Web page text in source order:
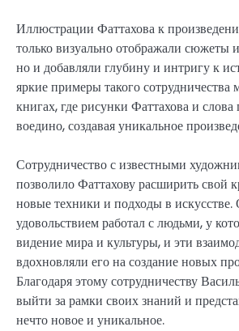
Иллюстрации Фаттахова к
только визуально отображали сюжеты
но и добавляли глубину и интригу к
яркие примеры такого сотрудничества
книгах, где рисунки Фаттахова и слова
воедино, создавая уникальное
Сотрудничество с известными
позволило Фаттахову расширить свой
новые техники и подходы в искусстве.
удовольствием работал с людьми, у
видение мира и культуры, и эти
вдохновляли его на создание новых
Благодаря этому сотрудничеству
выйти за рамки своих знаний и
нечто новое и уникальное.